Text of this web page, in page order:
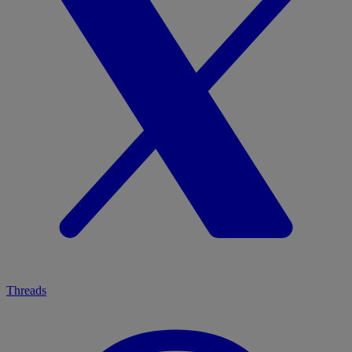
Threads